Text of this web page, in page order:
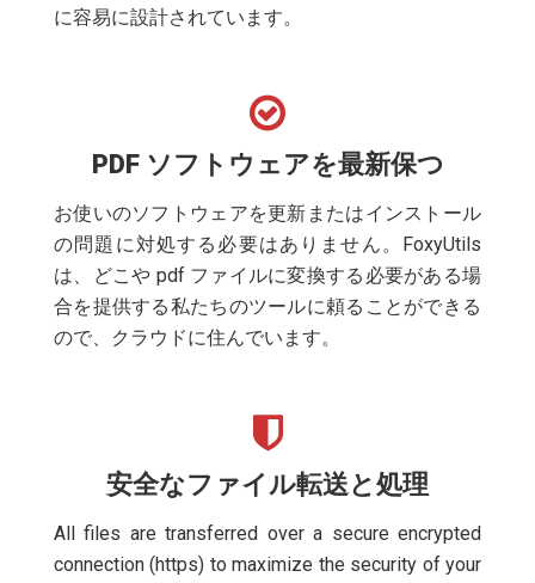
に容易に設計されています。
PDF ソフトウェアを最新保つ
お使いのソフトウェアを更新またはインストール
の問題に対処する必要はありません。FoxyUtils
は、どこや pdf ファイルに変換する必要がある場
合を提供する私たちのツールに頼ることができる
ので、クラウドに住んでいます。
安全なファイル転送と処理
All files are transferred over a secure encrypted
connection (https) to maximize the security of your